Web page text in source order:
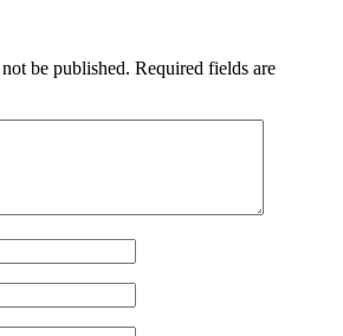
be published. Required fields are